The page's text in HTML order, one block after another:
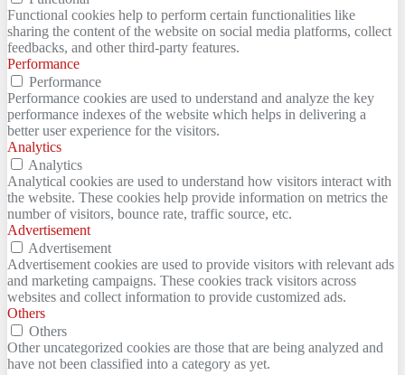
Functional cookies help to perform certain functionalities like
sharing the content of the website on social media platforms, collect
feedbacks, and other third-party features.
Performance
Performance
Performance cookies are used to understand and analyze the key
performance indexes of the website which helps in delivering a
better user experience for the visitors.
Analytics
Analytics
Analytical cookies are used to understand how visitors interact with
the website. These cookies help provide information on metrics the
number of visitors, bounce rate, traffic source, etc.
Advertisement
Advertisement
Advertisement cookies are used to provide visitors with relevant ads
and marketing campaigns. These cookies track visitors across
websites and collect information to provide customized ads.
Others
Others
Other uncategorized cookies are those that are being analyzed and
have not been classified into a category as yet.